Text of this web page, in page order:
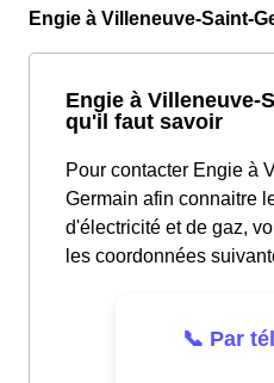
Engie à Villeneuve-Saint-
Engie à Villeneuve-
qu'il faut savoir
Pour contacter Engie à
Germain afin connaitre
d'électricité et de gaz,
les coordonnées
📞 Par